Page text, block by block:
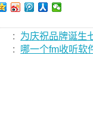
:
为庆祝品牌诞生
:
哪一个fm收听软